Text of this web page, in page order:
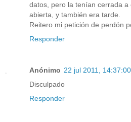
datos, pero la tenían cerrada
abierta, y también era tarde.
Reitero mi petición de perdón
Responder
Anónimo 22 jul 2011, 14:37:00
Disculpado
Responder